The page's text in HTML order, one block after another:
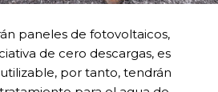
paneles de fotovoltaicos,
de cero descargas, es
por tanto, tendrán